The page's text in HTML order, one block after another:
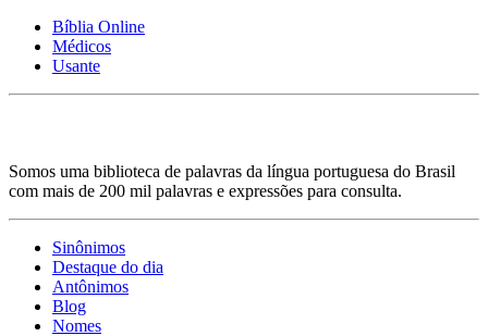
Bíblia Online
Médicos
Usante
Somos uma biblioteca de palavras da língua portuguesa do Brasil
com mais de 200 mil palavras e expressões para consulta.
Sinônimos
Destaque do dia
Antônimos
Blog
Nomes